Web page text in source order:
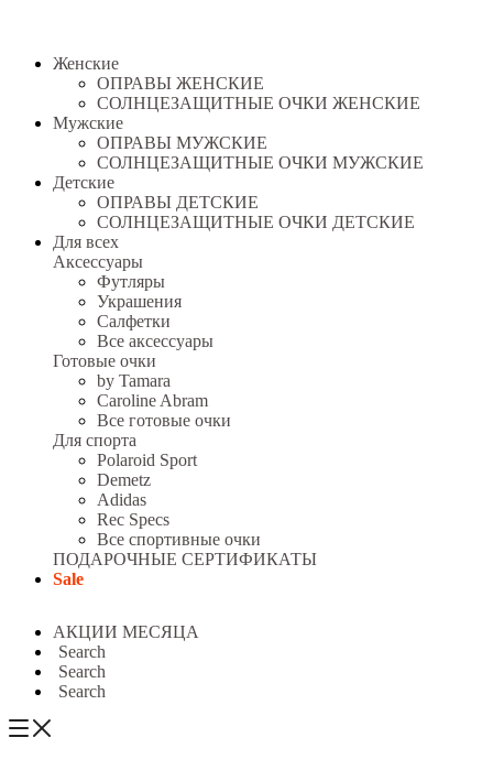
Женские
ОПРАВЫ ЖЕНСКИЕ
СОЛНЦЕЗАЩИТНЫЕ ОЧКИ ЖЕНСКИЕ
Мужские
ОПРАВЫ МУЖСКИЕ
СОЛНЦЕЗАЩИТНЫЕ ОЧКИ МУЖСКИЕ
Детские
ОПРАВЫ ДЕТСКИЕ
СОЛНЦЕЗАЩИТНЫЕ ОЧКИ ДЕТСКИЕ
Для всех
Аксессуары
Футляры
Украшения
Салфетки
Все аксессуары
Готовые очки
by Tamara
Caroline Abram
Все готовые очки
Для спорта
Polaroid Sport
Demetz
Adidas
Rec Specs
Все спортивные очки
ПОДАРОЧНЫЕ СЕРТИФИКАТЫ
Sale
АКЦИИ МЕСЯЦА
Search
Search
Search